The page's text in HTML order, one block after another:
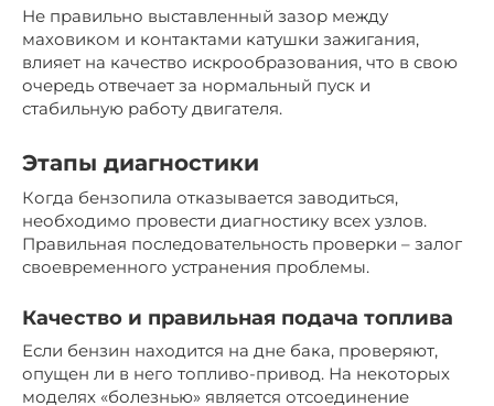
Не правильно выставленный зазор между
маховиком и контактами катушки зажигания,
влияет на качество искрообразования, что в свою
очередь отвечает за нормальный пуск и
стабильную работу двигателя.
Этапы диагностики
Когда бензопила отказывается заводиться,
необходимо провести диагностику всех узлов.
Правильная последовательность проверки – залог
своевременного устранения проблемы.
Качество и правильная подача топлива
Если бензин находится на дне бака, проверяют,
опущен ли в него топливо-привод. На некоторых
моделях «болезнью» является отсоединение